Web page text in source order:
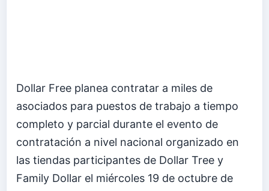
Dollar Free planea contratar a miles de
asociados para puestos de trabajo a tiempo
completo y parcial durante el evento de
contratación a nivel nacional organizado en
las tiendas participantes de Dollar Tree y
Family Dollar el miércoles 19 de octubre de